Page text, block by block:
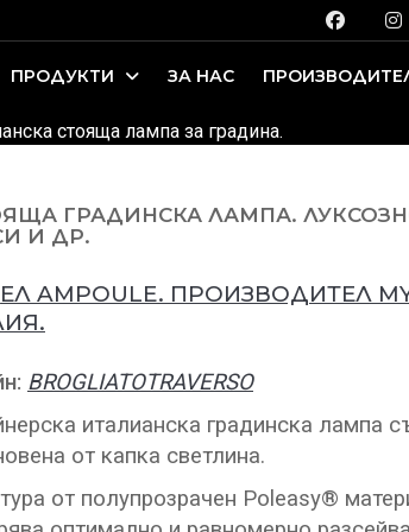
ПРОДУКТИ ЗА НАС
стояща лампа за градина.
ГРАДИНСКА ЛАМПА.
И ДР.
AMPOULE. ПРОИЗВОДИТЕЛ
BROGLIATOTRAVERSO
италианска градинска лампа
от капка светлина.
от полупрозрачен Poleasy®